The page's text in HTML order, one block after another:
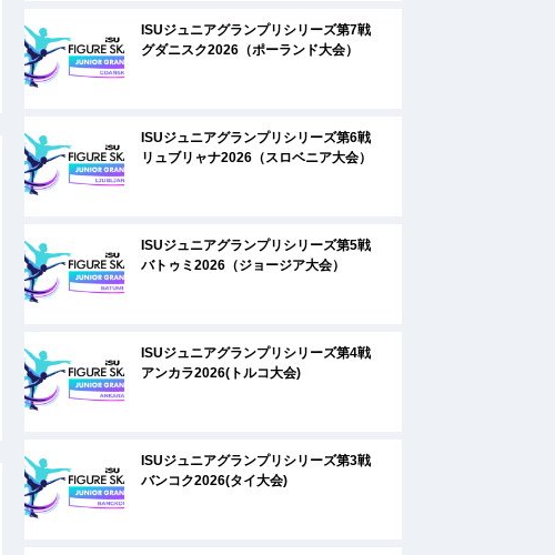
ISUジュニアグランプリシリーズ第7戦
グダニスク2026（ポーランド大会）
ISUジュニアグランプリシリーズ第6戦
リュブリャナ2026（スロベニア大会）
ISUジュニアグランプリシリーズ第5戦
バトゥミ2026（ジョージア大会）
ISUジュニアグランプリシリーズ第4戦
アンカラ2026(トルコ大会)
ISUジュニアグランプリシリーズ第3戦
バンコク2026(タイ大会)